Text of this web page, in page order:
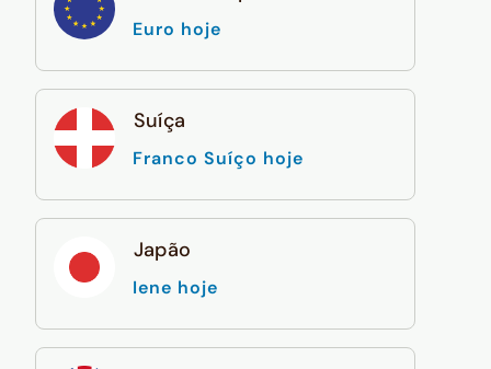
Euro hoje
Suíça
Franco Suíço hoje
Japão
Iene hoje